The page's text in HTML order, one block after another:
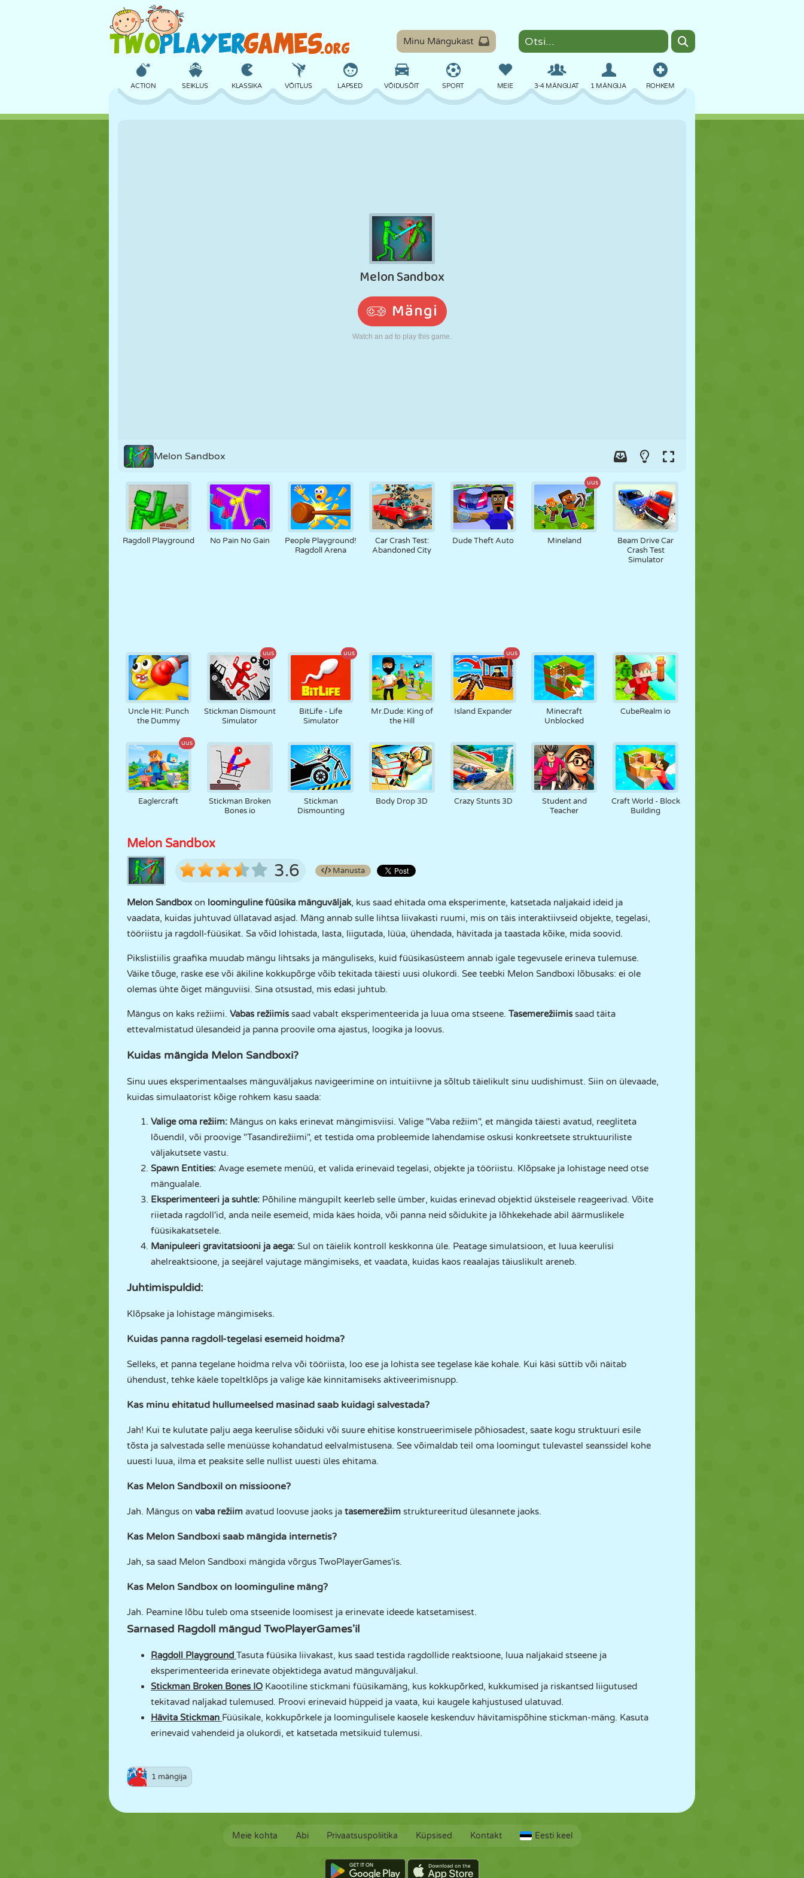
Minu Mängukast
ROHKEM
ACTION SEIKLUS KLASSIKA VÕITLUS LAPSED VÕIDUSÕIT SPORT MEIE 3-4 MÄNGIJAT 1 MÄNGIJA
KOLETISED MOOTORRATAS
ROBOT JOOKSMINE
TRULL
Melon Sandbox
Ragdoll Playground No Pain No Gain
People Playground!
Ragdoll Arena
Car Crash Test:
Abandoned City
Dude Theft Auto
uus
Mineland
Beam Drive Car
Crash Test
Simulator
Uncle Hit: Punch
the Dummy
uus
Stickman Dismount
Simulator
uus
BitLife - Life
Simulator
Mr.Dude: King of
the Hill
uus
Island Expander
Minecraft
Unblocked
CubeRealm io
uus
Eaglercraft
Stickman Broken
Bones io
Stickman
Dismounting
Body Drop 3D Crazy Stunts 3D
Student and
Teacher
Craft World - Block
Building
Melon Sandbox
3.6 Manusta
Melon Sandbox on loominguline füüsika mänguväljak, kus saad ehitada oma eksperimente, katsetada naljakaid ideid ja
vaadata, kuidas juhtuvad üllatavad asjad. Mäng annab sulle lihtsa liivakasti ruumi, mis on täis interaktiivseid objekte, tegelasi,
tööriistu ja ragdoll-füüsikat. Sa võid lohistada, lasta, liigutada, lüüa, ühendada, hävitada ja taastada kõike, mida soovid.
Pikslistiilis graafika muudab mängu lihtsaks ja mänguliseks, kuid füüsikasüsteem annab igale tegevusele erineva tulemuse.
Väike tõuge, raske ese või äkiline kokkupõrge võib tekitada täiesti uusi olukordi. See teebki Melon Sandboxi lõbusaks: ei ole
olemas ühte õiget mänguviisi. Sina otsustad, mis edasi juhtub.
Mängus on kaks režiimi. Vabas režiimissaad vabalt eksperimenteerida ja luua oma stseene. Tasemerežiimissaad täita
ettevalmistatud ülesandeid ja panna proovile oma ajastus, loogika ja loovus.
Kuidas mängida Melon Sandboxi?
Sinu uues eksperimentaalses mänguväljakus navigeerimine on intuitiivne ja sõltub täielikult sinu uudishimust. Siin on ülevaade,
kuidas simulaatorist kõige rohkem kasu saada:
Valige oma režiim: Mängus on kaks erinevat mängimisviisi. Valige "Vaba režiim", et mängida täiesti avatud, reegliteta
lõuendil, või proovige "Tasandirežiimi", et testida oma probleemide lahendamise oskusi konkreetsete struktuuriliste
väljakutsete vastu.
Spawn Entities: Avage esemete menüü, et valida erinevaid tegelasi, objekte ja tööriistu. Klõpsake ja lohistage need otse
mängualale.
Eksperimenteeri ja suhtle: Põhiline mängupilt keerleb selle ümber, kuidas erinevad objektid üksteisele reageerivad. Võite
riietada ragdoll'id, anda neile esemeid, mida käes hoida, või panna neid sõidukite ja lõhkekehade abil äärmuslikele
füüsikakatsetele.
Manipuleeri gravitatsiooni ja aega: Sul on täielik kontroll keskkonna üle. Peatage simulatsioon, et luua keerulisi
ahelreaktsioone, ja seejärel vajutage mängimiseks, et vaadata, kuidas kaos reaalajas täiuslikult areneb.
Juhtimispuldid:
Klõpsake ja lohistage mängimiseks.
Kuidas panna ragdoll-tegelasi esemeid hoidma?
Selleks, et panna tegelane hoidma relva või tööriista, loo ese ja lohista see tegelase käe kohale. Kui käsi süttib või näitab
ühendust, tehke käele topeltklõps ja valige käe kinnitamiseks aktiveerimisnupp.
Kas minu ehitatud hullumeelsed masinad saab kuidagi salvestada?
Jah! Kui te kulutate palju aega keerulise sõiduki või suure ehitise konstrueerimisele põhiosadest, saate kogu struktuuri esile
tõsta ja salvestada selle menüüsse kohandatud eelvalmistusena. See võimaldab teil oma loomingut tulevastel seanssidel kohe
uuesti luua, ilma et peaksite selle nullist uuesti üles ehitama.
Kas Melon Sandboxil on missioone?
Jah. Mängus on vaba režiim avatud loovuse jaoks ja tasemerežiim struktureeritud ülesannete jaoks.
Kas Melon Sandboxi saab mängida internetis?
Jah, sa saad Melon Sandboxi mängida võrgus TwoPlayerGames'is.
Kas Melon Sandbox on loominguline mäng?
Jah. Peamine lõbu tuleb oma stseenide loomisest ja erinevate ideede katsetamisest.
Sarnased Ragdoll mängud TwoPlayerGames'il
Ragdoll Playground Tasuta füüsika liivakast, kus saad testida ragdollide reaktsioone, luua naljakaid stseene ja
eksperimenteerida erinevate objektidega avatud mänguväljakul.
Stickman Broken Bones IO Kaootiline stickmani füüsikamäng, kus kokkupõrked, kukkumised ja riskantsed liigutused
tekitavad naljakad tulemused. Proovi erinevaid hüppeid ja vaata, kui kaugele kahjustused ulatuvad.
Hävita Stickman Füüsikale, kokkupõrkele ja loomingulisele kaosele keskenduv hävitamispõhine stickman-mäng. Kasuta
erinevaid vahendeid ja olukordi, et katsetada metsikuid tulemusi.
1 mängija
Meie kohta Abi Privaatsuspoliitika Küpsised Kontakt Eesti keel